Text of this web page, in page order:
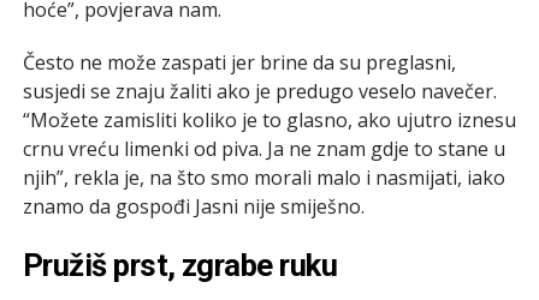
hoće”, povjerava nam.
Često ne može zaspati jer brine da su preglasni,
susjedi se znaju žaliti ako je predugo veselo navečer.
“Možete zamisliti koliko je to glasno, ako ujutro iznesu
crnu vreću limenki od piva. Ja ne znam gdje to stane u
njih”, rekla je, na što smo morali malo i nasmijati, iako
znamo da gospođi Jasni nije smiješno.
Pružiš prst, zgrabe ruku